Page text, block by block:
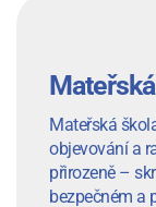
Mateřská
objevování a
přirozeně –
bezpečném a